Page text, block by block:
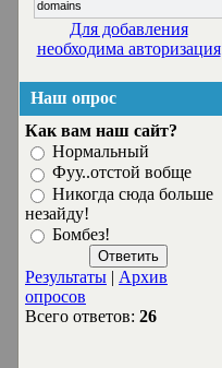
Для добавления
необходима авторизация
Наш опрос
Как вам наш сайт?
Нормальный
Фуу..отстой вобще
Никогда сюда больше
незайду!
Бомбез!
Результаты | Архив
опросов
Всего ответов: 26